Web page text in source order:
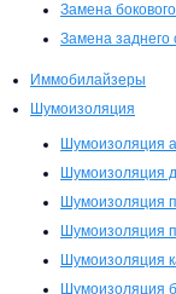
Замена
Замена заднего
Иммобилайзеры
Шумоизоляция
Шумоизоляция
Шумоизоляция
Шумоизоляция
Шумоизоляция
Шумоизоляция
Шумоизоляция